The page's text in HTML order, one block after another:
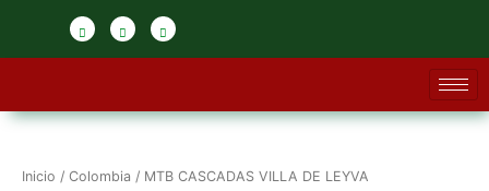
contenido
Inicio / Colombia / MTB CASCADAS VILLA DE LEYVA
MTB
VILLA